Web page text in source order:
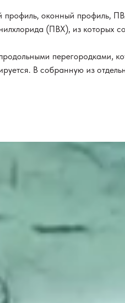
оконный профиль,
(ПВХ), из которых
перегородками,
В собранную из